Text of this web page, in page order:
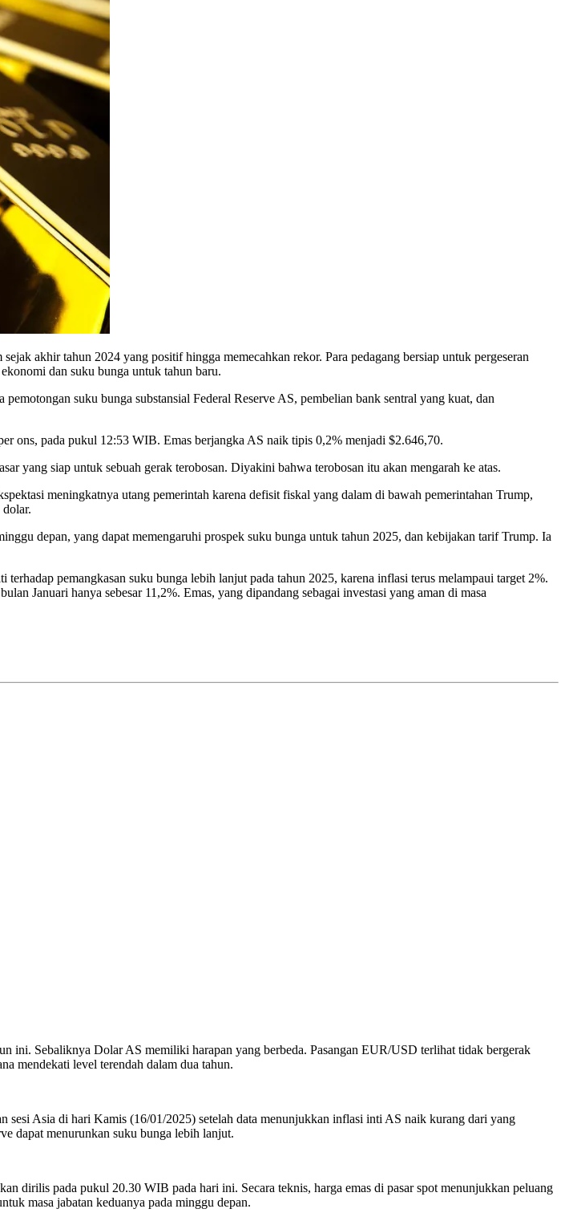
akhir tahun 2024 yang positif hingga memecahkan rekor. Para pedagang bersiap untuk pergeseran
dan suku bunga untuk tahun baru.
suku bunga substansial Federal Reserve AS, pembelian bank sentral yang kuat, dan
ons, pada pukul 12:53 WIB. Emas berjangka AS naik tipis 0,2% menjadi $2.646,70.
yang siap untuk sebuah gerak terobosan. Diyakini bahwa terobosan itu akan mengarah ke atas.
meningkatnya utang pemerintah karena defisit fiskal yang dalam di bawah pemerintahan Trump,
depan, yang dapat memengaruhi prospek suku bunga untuk tahun 2025, dan kebijakan tarif Trump. Ia
pemangkasan suku bunga lebih lanjut pada tahun 2025, karena inflasi terus melampaui target 2%.
Januari hanya sebesar 11,2%. Emas, yang dipandang sebagai investasi yang aman di masa
Sebaliknya Dolar AS memiliki harapan yang berbeda. Pasangan EUR/USD terlihat tidak bergerak
mendekati level terendah dalam dua tahun.
Asia di hari Kamis (16/01/2025) setelah data menunjukkan inflasi inti AS naik kurang dari yang
dapat menurunkan suku bunga lebih lanjut.
dirilis pada pukul 20.30 WIB pada hari ini. Secara teknis, harga emas di pasar spot menunjukkan peluang
masa jabatan keduanya pada minggu depan.